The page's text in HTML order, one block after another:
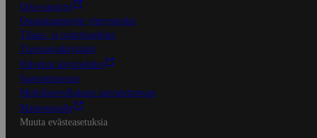
Oiva-raportit
Osuuskauppojen yhteystiedot
Tilaus- ja toimitusehdot
Tietosuojakäytäntö
Palvelun käyttöehdot
Saavutettavuus
Mobiilisovelluksen saavutettavuus
Mainostajalle
Muuta evästeasetuksia